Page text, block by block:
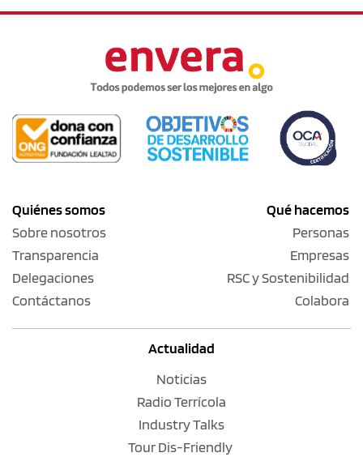
Quiénes somos
Sobre nosotros
Transparencia
Delegaciones
Contáctanos
Qué hacemos
Personas
Empresas
RSC y Sostenibilidad
Colabora
Actualidad
Noticias
Radio Terrícola
Industry Talks
Tour Dis-Friendly